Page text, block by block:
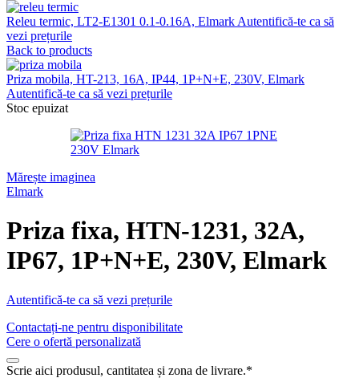
Releu termic, LT2-E1301 0.1-0.16A, Elmark Autentifică-te ca să
vezi prețurile
Back to products
Priza mobila, HT-213, 16A, IP44, 1P+N+E, 230V, Elmark
Autentifică-te ca să vezi prețurile
Stoc epuizat
Mărește imaginea
Elmark
Priza fixa, HTN-1231, 32A,
IP67, 1P+N+E, 230V, Elmark
Autentifică-te ca să vezi prețurile
Contactați-ne pentru disponibilitate
Cere o ofertă personalizată
Scrie aici produsul, cantitatea și zona de livrare.*